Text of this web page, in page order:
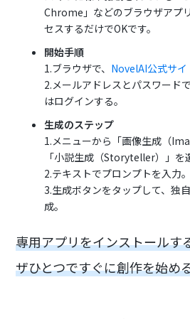
Chrome」などのブラウザアプ
セスするだけでOKです。
開始手順
1.ブラウザで、 NovelAI公式サイ
2.メールアドレスとパスワード
はログインする。
生成のステップ
1.メニューから「画像生成（
「小説生成（Storyteller）」を
2.テキストでプロンプトを入力。
3.生成ボタンをタップして、独
成。
専用アプリをインストールす
ザひとつですぐに創作を始め